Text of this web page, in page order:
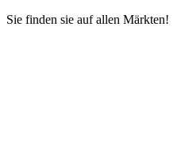
Sie finden sie auf allen Märkten!